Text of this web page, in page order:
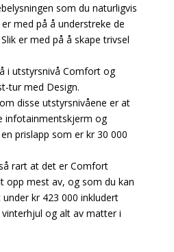
som du naturligvis
med på å understreke de
er med på å skape trivsel
i utstyrsnivå Comfort og
tur med Design.
disse utstyrsnivåene er at
infotainmentskjerm og
prislapp som er kr 30 000
rart at det er Comfort
opp mest av, og som du kan
kr 423 000 inkludert
og alt av matter i